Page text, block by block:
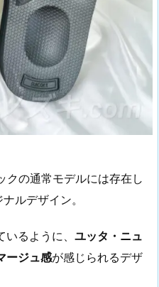
クの通常モデルには存在し
ルデザイン。
るように、 ユッタ・ニュ
ージュ感が感じられるデザ